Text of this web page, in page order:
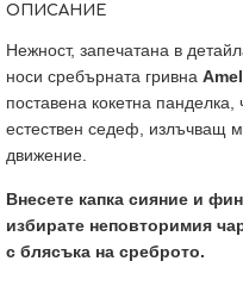
ОПИСАНИЕ
Нежност, запечатана в
носи сребърната гривна
поставена кокетна
естествен седеф, излъчващ
движение.
Внесете капка сияние и
избирате неповторимия
с блясъка на среброто.